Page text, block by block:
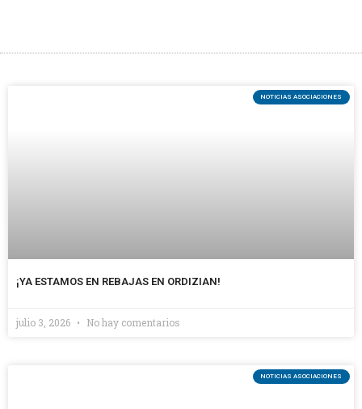
NOTICIAS ASOCIACIONES
¡YA ESTAMOS EN REBAJAS EN ORDIZIAN!
julio 3, 2026 No hay comentarios
NOTICIAS ASOCIACIONES